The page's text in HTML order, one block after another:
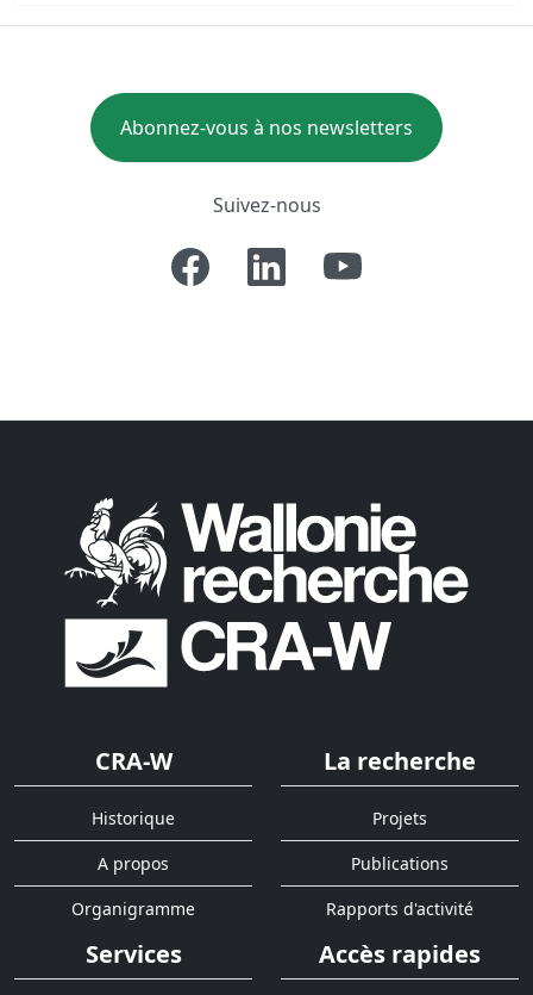
Abonnez-vous à nos newsletters
Suivez-nous
CRA-W
Historique
A propos
Organigramme
La recherche
Projets
Publications
Rapports d'activité
Services Accès rapides